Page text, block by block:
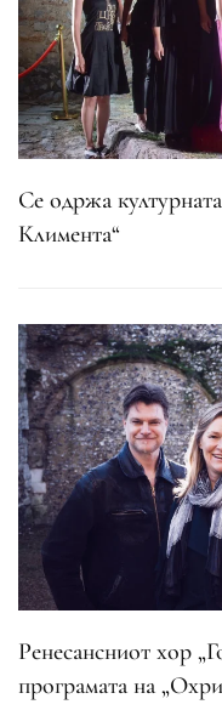
Се одржа
Климента“
Ренесансниот хор
програмата на